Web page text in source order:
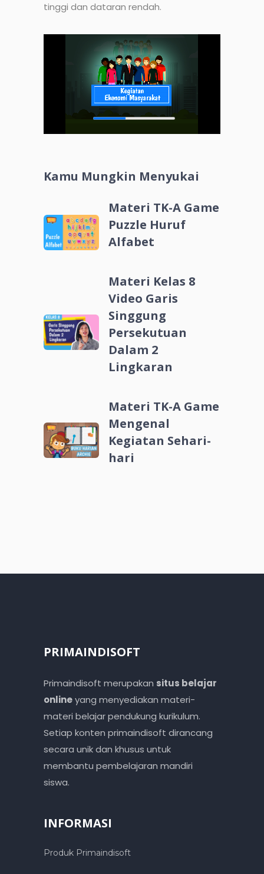
tinggi dan dataran rendah.
Kamu Mungkin Menyukai
Materi TK-A Game
Puzzle Huruf
Alfabet
Materi Kelas 8
Video Garis
Singgung
Persekutuan
Dalam 2
Lingkaran
Materi TK-A Game
Mengenal
Kegiatan Sehari-
hari
PRIMAINDISOFT
Primaindisoft merupakan situs belajar
onlineyang menyediakan materi-
materi belajar pendukung kurikulum.
Setiap konten primaindisoft dirancang
secara unik dan khusus untuk
membantu pembelajaran mandiri
siswa.
INFORMASI
Produk Primaindisoft